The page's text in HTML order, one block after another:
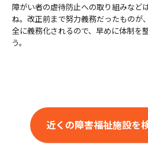
障がい者の虐待防止への取り組みなど
ね。改正前まで努力義務だったものが
全に義務化されるので、早めに体制を
う。
近くの障害福祉施設を